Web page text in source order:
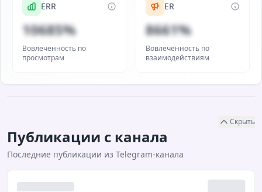
ERR
10685%
Вовлеченность по
просмотрам
ER
8661%
Вовлеченность по
взаимодействиям
Скрыть
Публикации с канала
Последние публикации из Telegram-канала